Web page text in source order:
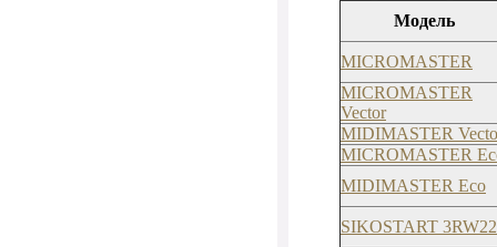
Модель
MICROMASTER
MICROMASTER
Vector
MIDIMASTER
MICROMASTER
MIDIMASTER Eco
SIKOSTART 3RW22